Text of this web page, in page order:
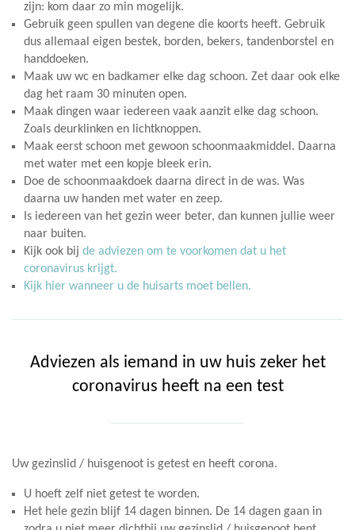
zijn: kom daar zo min mogelijk.
Gebruik geen spullen van degene die koorts heeft. Gebruik
dus allemaal eigen bestek, borden, bekers, tandenborstel en
handdoeken.
Maak uw wc en badkamer elke dag schoon. Zet daar ook elke
dag het raam 30 minuten open.
Maak dingen waar iedereen vaak aanzit elke dag schoon.
Zoals deurklinken en lichtknoppen.
Maak eerst schoon met gewoon schoonmaakmiddel. Daarna
met water met een kopje bleek erin.
Doe de schoonmaakdoek daarna direct in de was. Was
daarna uw handen met water en zeep.
Is iedereen van het gezin weer beter, dan kunnen jullie weer
naar buiten.
Kijk ook bij de adviezen om te voorkomen dat u het
coronavirus krijgt.
Kijk hier wanneer u de huisarts moet bellen.
Adviezen als iemand in uw huis zeker het
coronavirus heeft na een test
Uw gezinslid / huisgenoot is getest en heeft corona.
U hoeft zelf niet getest te worden.
Het hele gezin blijf 14 dagen binnen. De 14 dagen gaan in